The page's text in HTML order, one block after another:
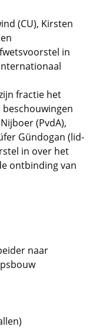
(CU), Kirsten
in
fractie het
(PvdA),
Gündogan (lid-
in over het
ontbinding van
naar